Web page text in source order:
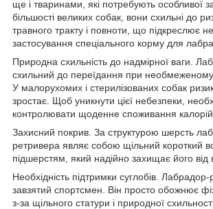
ще і тваринами, які потребують особливої
більшості великих собак, вони схильні до
травного тракту і повноти, що підкреслює
застосування спеціального корму для
Природна схильність до надмірної ваги.
схильний до переїдання при необмеженому
У малорухомих і стерилізованих собак
зростає. Щоб уникнути цієї небезпеки,
контролювати щоденне споживання калорій.
Захисний покрив. За структурою шерсть
ретривера являє собою щільний короткий
підшерстям, який надійно захищає його від
Необхідність підтримки суглобів.
завзятий спортсмен. Він просто обожнює
з-за щільного статури і природної